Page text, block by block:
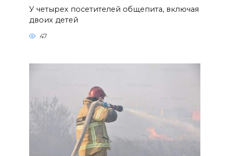
У четырех посетителей общепита, включая
двоих детей
47